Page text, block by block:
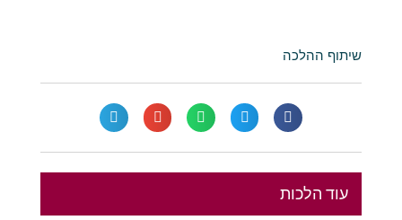
שיתוף ההלכה
עוד הלכות